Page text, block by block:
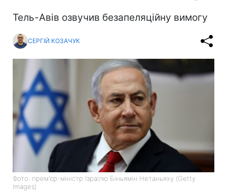
Тель-Авів озвучив безапеляційну вимогу
СЕРГІЙ КОЗАЧУК
Фото: прем'єр-міністр Ізраїлю Біньямін Нетаньяху (Getty
Images)